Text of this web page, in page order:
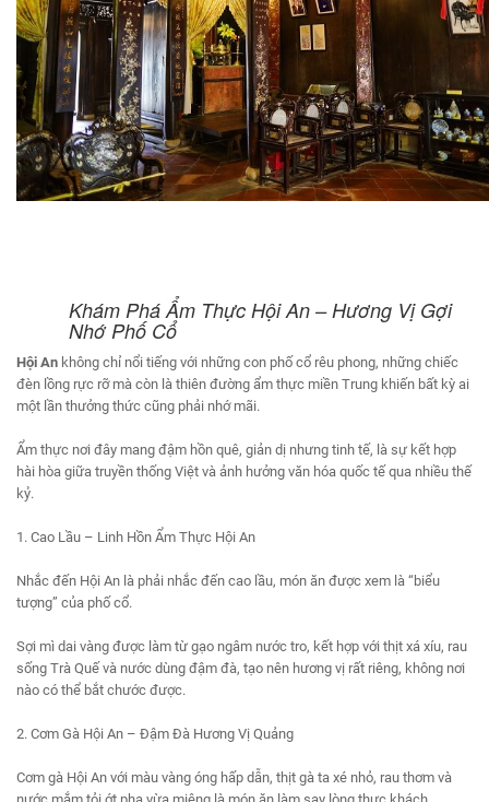
Khám Phá Ẩm Thực Hội An – Hương Vị Gợi
Nhớ Phố Cổ
Hội An không chỉ nổi tiếng với những con phố cổ rêu phong, những chiếc
đèn lồng rực rỡ mà còn là thiên đường ẩm thực miền Trung khiến bất kỳ ai
một lần thưởng thức cũng phải nhớ mãi.
Ẩm thực nơi đây mang đậm hồn quê, giản dị nhưng tinh tế, là sự kết hợp
hài hòa giữa truyền thống Việt và ảnh hưởng văn hóa quốc tế qua nhiều thế
kỷ.
1. Cao Lầu – Linh Hồn Ẩm Thực Hội An
Nhắc đến Hội An là phải nhắc đến cao lầu, món ăn được xem là “biểu
tượng” của phố cổ.
Sợi mì dai vàng được làm từ gạo ngâm nước tro, kết hợp với thịt xá xíu, rau
sống Trà Quế và nước dùng đậm đà, tạo nên hương vị rất riêng, không nơi
nào có thể bắt chước được.
2. Cơm Gà Hội An – Đậm Đà Hương Vị Quảng
Cơm gà Hội An với màu vàng óng hấp dẫn, thịt gà ta xé nhỏ, rau thơm và